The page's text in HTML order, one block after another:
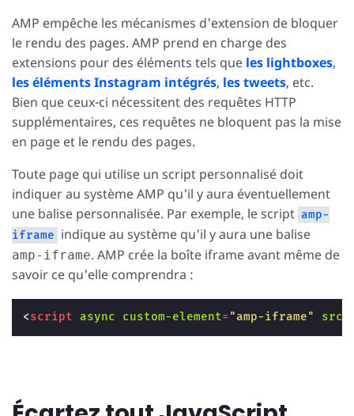
AMP empêche les mécanismes d'extension de bloquer
le rendu des pages. AMP prend en charge des
extensions pour des éléments tels que les lightboxes,
les éléments Instagram intégrés, les tweets, etc.
Bien que ceux-ci nécessitent des requêtes HTTP
supplémentaires, ces requêtes ne bloquent pas la mise
en page et le rendu des pages.
Toute page qui utilise un script personnalisé doit
indiquer au système AMP qu'il y aura éventuellement
une balise personnalisée. Par exemple, le script amp-
iframe indique au système qu'il y aura une balise
amp-iframe. AMP crée la boîte iframe avant même de
savoir ce qu'elle comprendra :
<script async custom-element="amp-iframe" src